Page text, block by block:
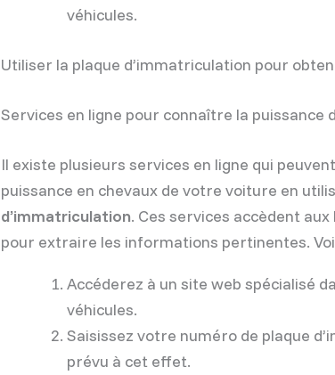
véhicules.
Utiliser la plaque d’immatriculation pour
Services en ligne pour connaître la puissance
Il existe plusieurs services en ligne qui
puissance en chevaux de votre voiture en
d’immatriculation. Ces services accèdent
pour extraire les informations pertinentes.
Accéderez à un site web spécialisé
véhicules.
Saisissez votre numéro de plaque
prévu à cet effet.